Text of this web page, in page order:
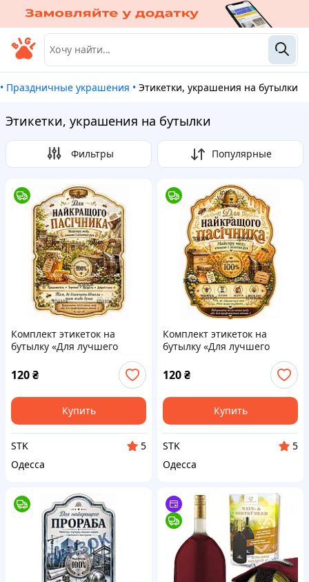
• Праздничные украшения • Этикетки, украшения на бутылки
Этикетки, украшения на бутылки
Фильтры Популярные
Комплект этикеток на
бутылку «Для лучшего
пчеловоду с юмором
120₴
Купить
STK
5
Одесса
Комплект этикеток на
бутылку «Для лучшего
пчеловоду с юмором
120₴
Купить
STK
5
Одесса